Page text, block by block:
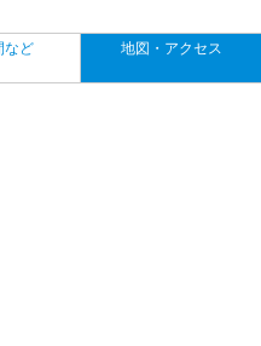
など 地図・アクセス